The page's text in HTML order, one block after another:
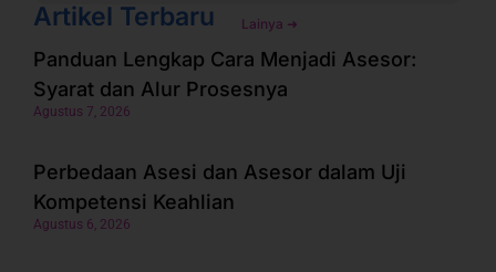
Artikel Terbaru Lainya ➜
Panduan Lengkap Cara Menjadi Asesor:
Syarat dan Alur Prosesnya
Agustus 7, 2026
Perbedaan Asesi dan Asesor dalam Uji
Kompetensi Keahlian
Agustus 6, 2026